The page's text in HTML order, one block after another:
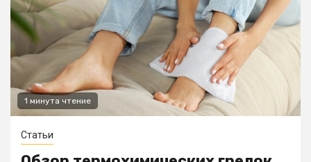
1 минута чтение
Статьи